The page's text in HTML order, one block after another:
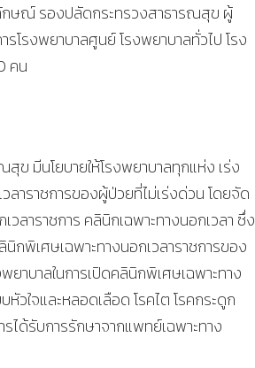
กษณ์ รองปลัดกระทรวงสาธารณสุข ผู้
รงพยาบาลศูนย์ โรงพยาบาลทั่วไป โรง
คน
มีนโยบายให้โรงพยาบาลทุกแห่ง เร่ง
ลาราชการของผู้ป่วยที่ไม่เร่งด่วน โดยจัด
ลาราชการ คลินิกเฉพาะทางนอกเวลา ซึ่ง
พิเศษเฉพาะทางนอกเวลาราชการของ
าบาลในการเปิดคลินิกพิเศษเฉพาะทาง
วใจและหลอดเลือด โรคไต โรคกระดูก
ได้รับการรักษาจากแพทย์เฉพาะทาง